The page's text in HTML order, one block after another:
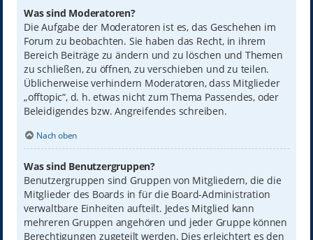
Was sind Moderatoren?
Die Aufgabe der Moderatoren ist es, das Geschehen im
Forum zu beobachten. Sie haben das Recht, in ihrem
Bereich Beiträge zu ändern und zu löschen und Themen
zu schließen, zu öffnen, zu verschieben und zu teilen.
Üblicherweise verhindern Moderatoren, dass Mitglieder
„offtopic“, d. h. etwas nicht zum Thema Passendes, oder
Beleidigendes bzw. Angreifendes schreiben.
Nach oben
Was sind Benutzergruppen?
Benutzergruppen sind Gruppen von Mitgliedern, die die
Mitglieder des Boards in für die Board-Administration
verwaltbare Einheiten aufteilt. Jedes Mitglied kann
mehreren Gruppen angehören und jeder Gruppe können
Berechtigungen zugeteilt werden. Dies erleichtert es den